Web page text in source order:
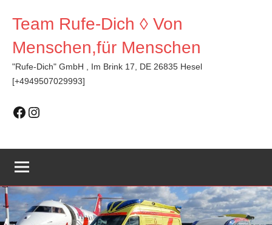
Inhalt
springen
Team Rufe-Dich ◊ Von
Menschen,für Menschen
"Rufe-Dich" GmbH , Im Brink 17, DE 26835 Hesel
[+4949507029993]
Facebook
Instagram